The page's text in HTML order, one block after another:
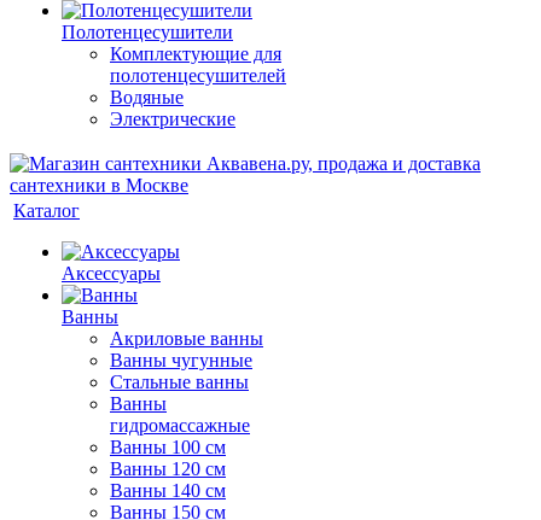
Полотенцесушители
Комплектующие для
полотенцесушителей
Водяные
Электрические
Каталог
Аксессуары
Ванны
Акриловые ванны
Ванны чугунные
Стальные ванны
Ванны
гидромассажные
Ванны 100 см
Ванны 120 см
Ванны 140 см
Ванны 150 см